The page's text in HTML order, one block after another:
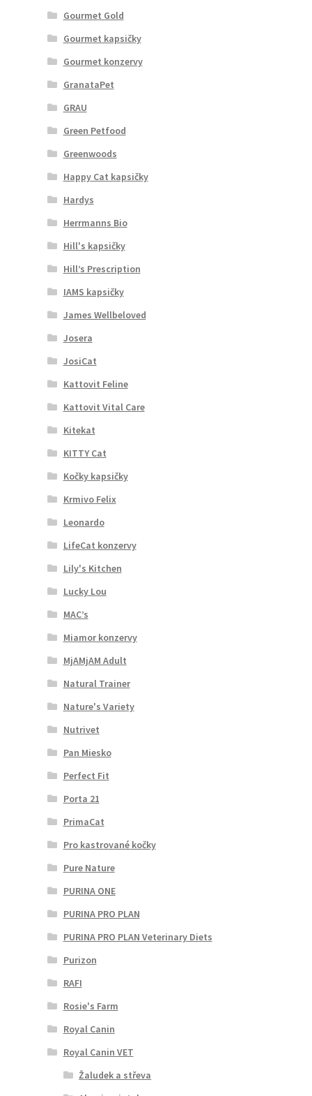
Gourmet Gold
Gourmet kapsičky
Gourmet konzervy
GranataPet
GRAU
Green Petfood
Greenwoods
Happy Cat kapsičky
Hardys
Herrmanns Bio
Hill's kapsičky
Hill’s Prescription
IAMS kapsičky
James Wellbeloved
Josera
JosiCat
Kattovit Feline
Kattovit Vital Care
Kitekat
KITTY Cat
Kočky kapsičky
Krmivo Felix
Leonardo
LifeCat konzervy
Lily's Kitchen
Lucky Lou
MAC’s
Miamor konzervy
MjAMjAM Adult
Natural Trainer
Nature's Variety
Nutrivet
Pan Miesko
Perfect Fit
Porta 21
PrimaCat
Pro kastrované kočky
Pure Nature
PURINA ONE
PURINA PRO PLAN
PURINA PRO PLAN Veterinary Diets
Purizon
RAFI
Rosie's Farm
Royal Canin
Royal Canin VET
Žaludek a střeva